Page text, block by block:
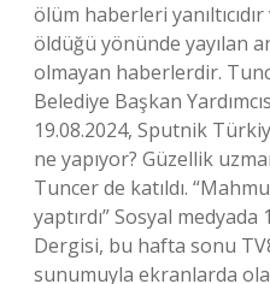
ölüm haberleri
öldüğü yönünde yayılan
olmayan haberlerdir.
Belediye Başkan
19.08.2024, Sputnik
ne yapıyor? Güzellik
Tuncer de katıldı.
yaptırdı” Sosyal medyada
Dergisi, bu hafta sonu
sunumuyla ekranlarda